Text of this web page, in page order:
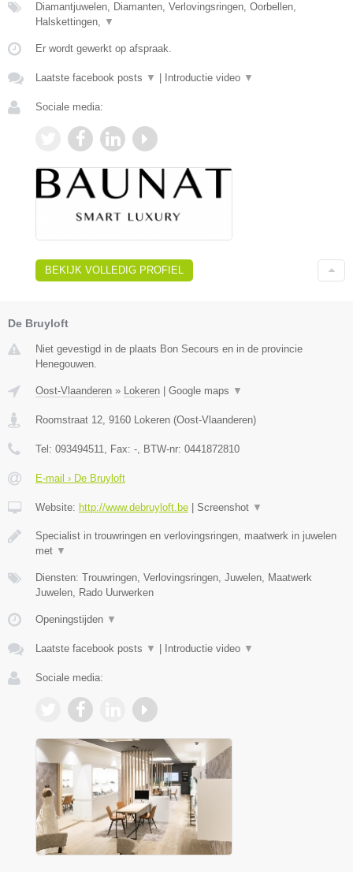
Diamantjuwelen, Diamanten, Verlovingsringen, Oorbellen,
Halskettingen, ▼
Er wordt gewerkt op afspraak.
Laatste facebook posts ▼ Introductie video ▼
Sociale media:
BEKIJK VOLLEDIG PROFIEL
De Bruyloft
Niet gevestigd in de plaats Bon Secours en in de provincie
Henegouwen.
Oost-Vlaanderen » Lokeren Google maps ▼
Roomstraat 12, 9160 Lokeren (Oost-Vlaanderen)
Tel: 093494511, Fax: -, BTW-nr: 0441872810
E-mail › De Bruyloft
Website: http://www.debruyloft.be Screenshot ▼
Specialist in trouwringen en verlovingsringen, maatwerk in juwelen
met ▼
Diensten: Trouwringen, Verlovingsringen, Juwelen, Maatwerk
Juwelen, Rado Uurwerken
Openingstijden ▼
Laatste facebook posts ▼ Introductie video ▼
Sociale media: